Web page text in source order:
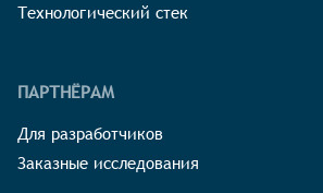
Технологический стек
ПАРТНЁРАМ
Для разработчиков
Заказные исследования